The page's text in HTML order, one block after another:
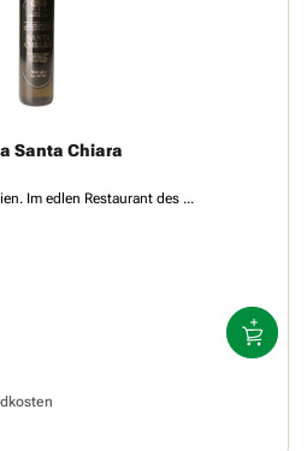
Santa Chiara
Im edlen Restaurant des ...